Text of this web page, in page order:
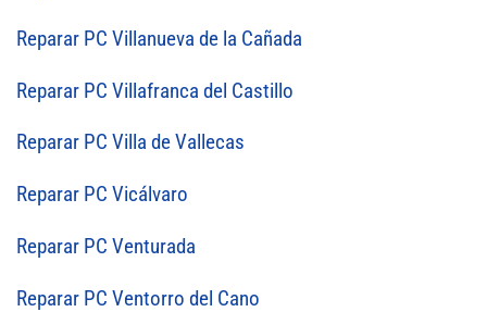
Reparar PC Villanueva de la Cañada
Reparar PC Villafranca del Castillo
Reparar PC Villa de Vallecas
Reparar PC Vicálvaro
Reparar PC Venturada
Reparar PC Ventorro del Cano